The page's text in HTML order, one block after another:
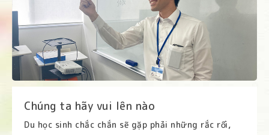
Chúng ta hãy vui lên nào
Du học sinh chắc chắn sẽ gặp phải những rắc rối,